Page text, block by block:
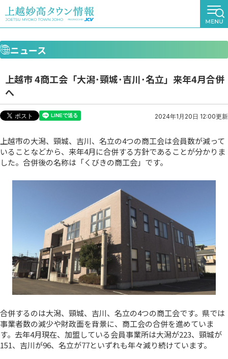
ニュース
上越市 4商工会「大潟･頸城･吉川･名立」来年4月合併
へ
2024年1月20日 12:00更新
上越市の大潟、頸城、吉川、名立の4つの商工会は会員数が減って
いることなどから、来年4月に合併する方針であることが分かりま
した。合併後の名称は「くびきの商工会」です。
合併するのは大潟、頸城、吉川、名立の4つの商工会です。県では
事業者数の減少や財政面を背景に、商工会の合併を進めていま
す。去年4月現在、加盟している会員事業所は大潟が223、頸城が
151、吉川が96、名立が77といずれも年々減り続けています。